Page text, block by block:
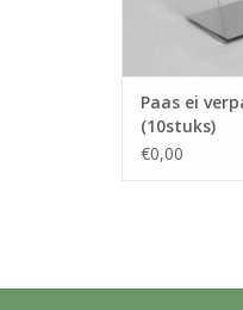
Paas ei
(10stuks)
€0,00